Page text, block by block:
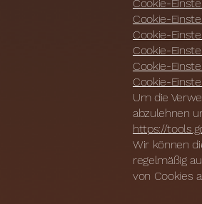
Cookie-
Cookie-
Cookie-
Cookie-
Cookie-
Cookie-
Um die
abzulehnen
https://
Wir können
regelmäßig
von Cookies